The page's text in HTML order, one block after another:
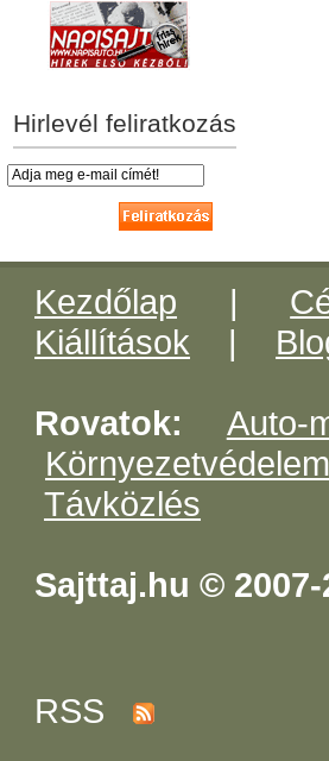
Hirlevél feliratkozás
Kezdőlap |
Kiállítások |
Rovatok: Auto-
Környezetvédelem
Távközlés
Sajttaj.hu © 2007-
RSS